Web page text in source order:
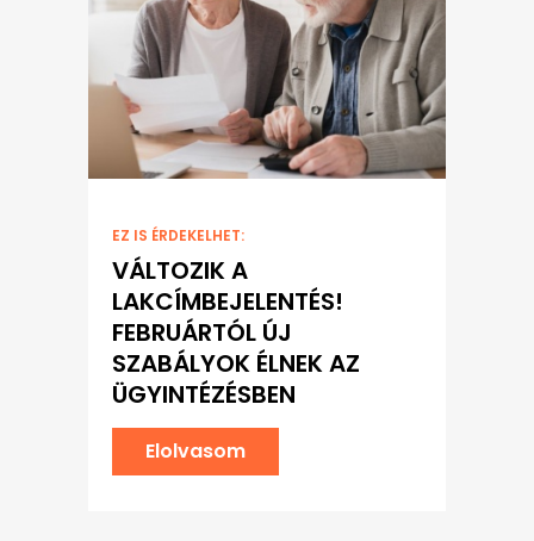
EZ IS ÉRDEKELHET:
VÁLTOZIK A
LAKCÍMBEJELENTÉS!
FEBRUÁRTÓL ÚJ
SZABÁLYOK ÉLNEK AZ
ÜGYINTÉZÉSBEN
Elolvasom